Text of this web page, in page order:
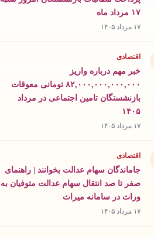
۱۷ مرداد ماه
۱۷ مرداد ۱۴۰۵
اقتصادی
خبر مهم درباره واریز
۸۲,۰۰۰,۰۰۰,۰۰۰,۰۰۰ تومانی معوقات
بازنشستگان تامین اجتماعی در مرداد
۱۴۰۵
۱۷ مرداد ۱۴۰۵
اقتصادی
جاماندگان سهام عدالت بخوانند | راهنمای
صفر تا صد انتقال سهام عدالت متوفیان به
وراث در سامانه میراث
۱۷ مرداد ۱۴۰۵